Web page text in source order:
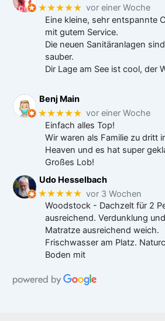
★★★★★ vor einer Woche
Eine kleine, sehr entspannte
mit gutem Service.
Die neuen Sanitäranlagen
sauber.
Dir Lage am See ist cool, der
Benj Main
★★★★★ vor einer Woche
Einfach alles Top!
Wir waren als Familie zu dritt
Heaven und es hat super
Großes Lob!
Udo Hesselbach
★★★★★ vor 3 Wochen
Woodstock - Dachzelt für 2
ausreichend. Verdunklung
Matratze ausreichend weich.
Frischwasser am Platz.
Boden mit